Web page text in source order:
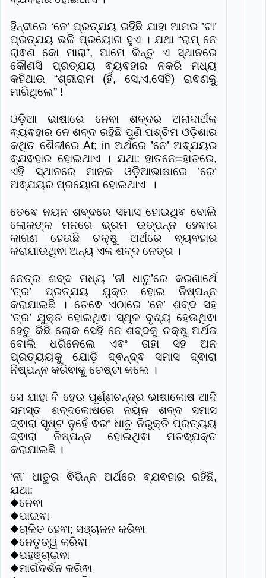
ହିନ୍ଦୀରେ ‘ନେ’ ପ୍ରତ୍ଯୟ ରହିଛି ଯାହା ଆମର ‛ଟା’
ପ୍ରତ୍ଯୟ ଭଳି ପ୍ରୟୋଗ ହୁଏ । ଯଥା “ରାମ୍ ନେ
ରାଵଣ କୋ ମାରା”, ଆମେ କିନ୍ତୁ ଏ ସ୍ଥାନରେ
କୌଣସି ପ୍ରତ୍ଯୟ ଵ୍ୟଵହାର ନକରି ମଧ୍ୟ
କହିଥାଉ “ଶ୍ରୀରାମ (ହିଁ, ସେ,ଏ,ସେହି) ରାଵଣକୁ
ମାରିଥିଲେ” !
ଓଡ଼ିଆ ଭାଷାରେ ନେଵା ଶବ୍ଦର ଅନାଦାର୍ଥକ
ଵ୍ୟଵହାର ନେ ଶବ୍ଦ ରହିଛି ପୁଣି ପଶ୍ଚିମ ଓଡ଼ିଶାର
କଥିତ ଶୈଳୀରେ At; in ଅର୍ଥରେ ‛ନେ’ ଅଵ୍ଯୟର
ଵ୍ଯଵହାର ହୋଇଥାଏ । ଯଥା: ହାତନେ=ହାତରେ,
ଏହି ସ୍ଥାନରେ ମାନକ ଓଡ଼ିଆଭାଷାରେ ‛ରେ’
ଅଵ୍ଯୟର ପ୍ରୟୋଗ ହୋଇଥାଏ ।
ତେଵେ ନୟନ ଶବ୍ଦରେ ସମାସ ହୋଇଥିଵ ବୋଲି
ଲୋକଙ୍କ ମନରେ ଭ୍ରମ ଉତ୍ପନ୍ନ ହେଵାର
କାରଣ ହେଉଛି ଚକ୍ଷୁ ଅର୍ଥରେ ଵ୍ୟଵହାର
କରାଯାଉଥିଵା ଅନ୍ୟ ଏକ ଶବ୍ଦ ନେତ୍ର ।
ନେତ୍ର ଶବ୍ଦ ମଧ୍ୟ ‛ନୀ ଧାତୁ’ରେ କରଣାର୍ଥେ
‛ତ୍ର’ ପ୍ରତ୍ଯୟ ଯୁକ୍ତ ହୋଇ ନିଷ୍ପନ୍ନ
କରାଯାଇଛି । ତେଵେ ଏଠାରେ ‛ନେ’ ଶବ୍ଦ ସହ
‛ତ୍ର’ ଯୁକ୍ତ ହୋଇଥିଵା ସ୍ଥୂଳ ଦୃଶ୍ୟ ହେଉଥିଵା
ହେତୁ କିଛି ଲୋକ ସେହି ନେ ଶବ୍ଦକୁ ଚକ୍ଷୁ ଅର୍ଥଜ
ବୋଲି ଧରିନେଲେ ଏଵଂ ତାହା ସହ ଅନ
ପ୍ରତ୍ୟୟକୁ ଯୋଡି଼ ଦ୍ଵନ୍ଦ୍ଵ ସମାସ ଦ୍ଵାରା
ନିଷ୍ପନ୍ନ କରିଵାକୁ ଚେଷ୍ଟା କଲେ ।
ସେ ଯାହା ବି ହେଉ ପୂର୍ଣ୍ଣଚନ୍ଦ୍ର ଭାଷାକୋଷ ଆଦି
ସମସ୍ତ ଶବ୍ଦକୋଷରେ ନୟନ ଶବ୍ଦ ସମାସ
ଦ୍ଵାରା ସୃଷ୍ଟ ନୁହେଁ ଵରଂ ଧାତୁ ନିରୁକ୍ତି ପ୍ରତ୍ୟୟ
ଦ୍ଵାରା ନିଷ୍ପନ୍ନ ହୋଇଥିଵା ମତଵ୍ଯକ୍ତ
କରାଯାଇଛି ।
‘ନୀ’ ଧାତୁର ଵିଭିନ୍ନ ଅର୍ଥରେ ଵ୍ଯଵହାର ରହିଛି,
ଯଥା:
◆ନେଵା
◆ପାଇଵା
◆ଚାଳିତ ହେଵା; ସଞ୍ଚାଳନ କରିଵା
◆ନେତୃତ୍ୱ କରିଵା
◆ପହଞ୍ଚାଇଵା
◆ମାର୍ଗଦର୍ଶନ କରିଵା